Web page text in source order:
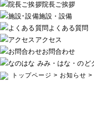
院長ご挨拶
施設・設備
よくある質問
アクセス
お問合わせ
トップページ > お知らせ >